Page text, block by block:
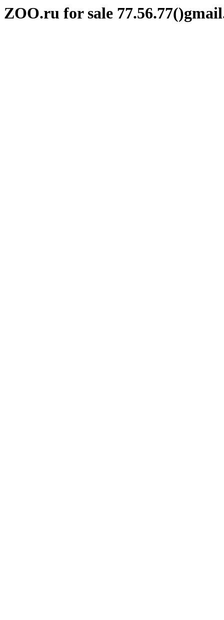
ZOO.ru for sale